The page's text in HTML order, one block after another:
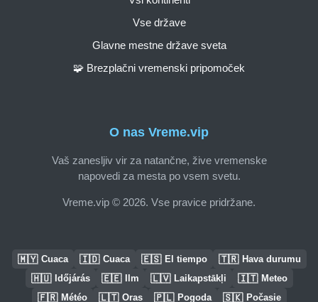
O nas Vreme.vip
Vaš zanesljiv vir za natančne, žive vremenske
napovedi za mesta po vsem svetu.
Vreme.vip © 2026. Vse pravice pridržane.
Vse države
Glavne mestne države sveta
🧩 Brezplačni vremenski pripomoček
🇲🇾 Cuaca 🇮🇩 Cuaca 🇪🇸 El tiempo 🇹🇷 Hava durumu
🇭🇺 Időjárás 🇪🇪 Ilm 🇱🇻 Laikapstākļi 🇮🇹 Meteo
🇫🇷 Météo 🇱🇹 Oras 🇵🇱 Pogoda 🇸🇰 Počasie